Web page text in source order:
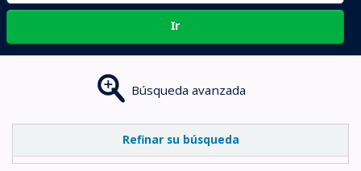
Ir
Búsqueda avanzada
Refinar su búsqueda